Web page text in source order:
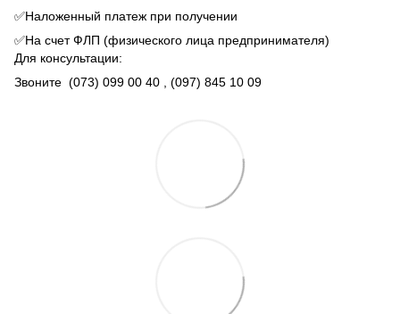
✅Наложенный платеж при получении
✅На счет ФЛП (физического лица предпринимателя)
Для консультации:
Звоните (073) 099 00 40 , (097) 845 10 09